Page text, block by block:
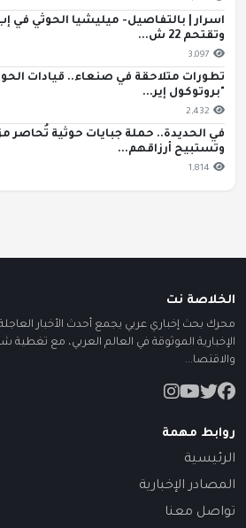
اسرار | بالتفاصيل- ميليشيا الحوثي في
وتقتحم 22 ش...
3,097
تطورات متلاحقة في صنعاء.. قيادات
"بروتوكول إير...
2,432
في الحديدة.. حملة جبايات حوثية تُحاصر
وتستبيح أرزاقهم...
1,814
الخلاصة نت
محرك بحث إخباري عربي يجمع أحدث الأخبار العاجلة
الإخبارية الموثوقة في العالم العربي، مع تغطية
والاقتصا...
روابط مهمة
الرئيسية
المصادر الإخبارية
تواصل معنا